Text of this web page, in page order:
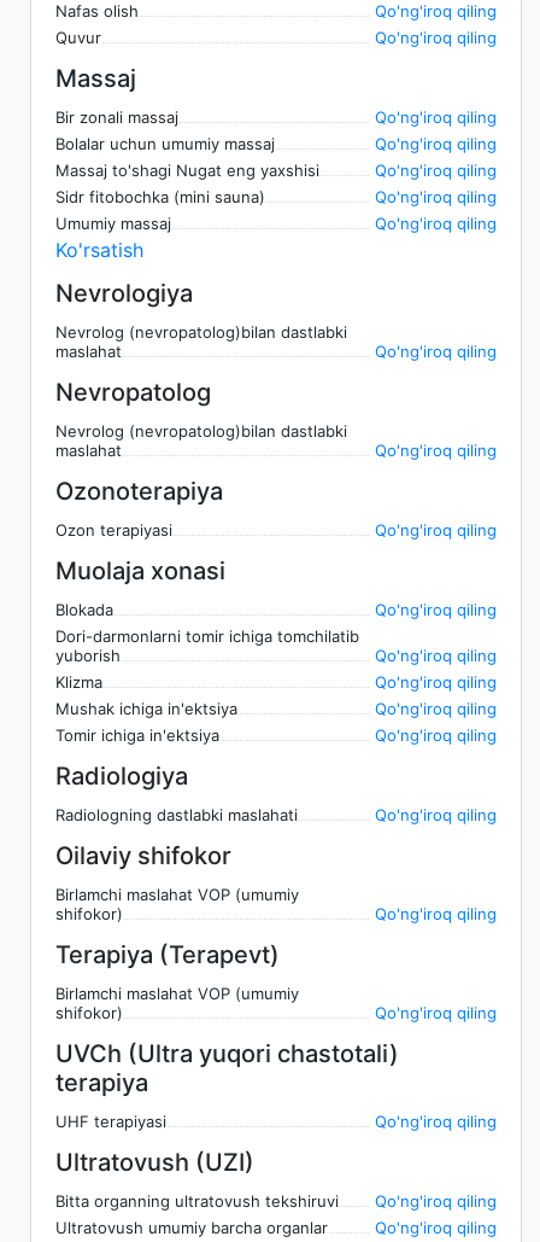
Nafas olish
Qo'ng'iroq qiling
Quvur
Qo'ng'iroq qiling
Massaj
Bir zonali massaj
Qo'ng'iroq qiling
Bolalar uchun umumiy massaj
Qo'ng'iroq qiling
Massaj to'shagi Nugat eng yaxshisi
Qo'ng'iroq qiling
Sidr fitobochka (mini sauna)
Qo'ng'iroq qiling
Umumiy massaj
Qo'ng'iroq qiling
Ko'rsatish
Nevrologiya
Nevrolog (nevropatolog)bilan dastlabki
maslahat
Qo'ng'iroq qiling
Nevropatolog
Nevrolog (nevropatolog)bilan dastlabki
maslahat
Qo'ng'iroq qiling
Ozonoterapiya
Ozon terapiyasi Qo'ng'iroq qiling
Muolaja xonasi
Blokada
Qo'ng'iroq qiling
Dori-darmonlarni tomir ichiga tomchilatib
yuborish
Qo'ng'iroq qiling
Klizma
Qo'ng'iroq qiling
Mushak ichiga in'ektsiya
Qo'ng'iroq qiling
Tomir ichiga in'ektsiya
Qo'ng'iroq qiling
Radiologiya
Radiologning dastlabki maslahati Qo'ng'iroq qiling
Oilaviy shifokor
Birlamchi maslahat VOP (umumiy
shifokor)
Qo'ng'iroq qiling
Terapiya (Terapevt)
Birlamchi maslahat VOP (umumiy
shifokor)
Qo'ng'iroq qiling
UVCh (Ultra yuqori chastotali)
terapiya
UHF terapiyasi Qo'ng'iroq qiling
Ultratovush (UZI)
Bitta organning ultratovush tekshiruvi
Qo'ng'iroq qiling
Ultratovush umumiy barcha organlar
Qo'ng'iroq qiling